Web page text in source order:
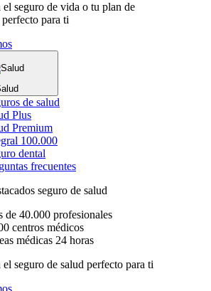
el seguro de vida o tu plan de
para ti
de salud
Plus
Premium
100.000
dental
frecuentes
seguro de salud
de 40.000 profesionales
centros médicos
médicas 24 horas
el seguro de salud perfecto para ti